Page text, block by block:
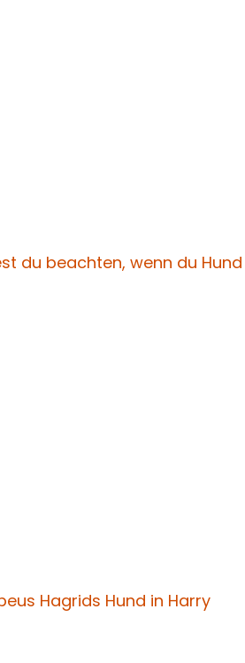
du beachten, wenn du Hund
Hagrids Hund in Harry